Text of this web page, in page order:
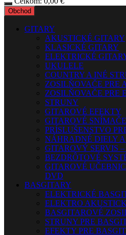
Obchod
GITARY
AKUSTICKÉ GITARY
KLASICKÉ GITARY
ELEKTRICKÉ
UKULELE
COUNTRY A INÉ
ZOSILŇOVAČE PRE
ZOSILŇOVAČE PRE
STRUNY
GITAROVÉ EFEKTY
GITAROVÉ SNÍMAČE
PRÍSLUŠENSTVO
NÁHRADNÉ DIELY
GITAROVÝ SERVIS
BEZDRÔTOVÉ
GITAROVÉ
DVD
BASGITARY
ELEKTRICKÉ
ELEKTRO
BASGITAROVÉ
STRUNY PRE
EFEKTY PRE